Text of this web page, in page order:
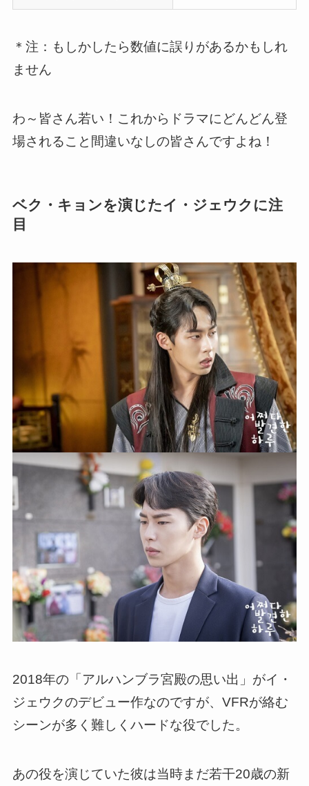
＊注：もしかしたら数値に誤りがあるかもしれ
ません
わ～皆さん若い！ これからドラマにどんどん登
場されること間違いなしの皆さんですよね！
ベク・キョンを演じたイ・ジェウクに注
目
2018年の「アルハンブラ宮殿の思い出」がイ・
ジェウクのデビュー作なのですが、VFRが絡む
シーンが多く難しくハードな役でした。
あの役を演じていた彼は当時まだ若干20歳の新